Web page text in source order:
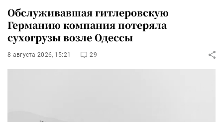
Обслуживавшая гитлеровскую
Германию компания потеряла
сухогрузы возле Одессы
8 августа 2026, 15:21 29